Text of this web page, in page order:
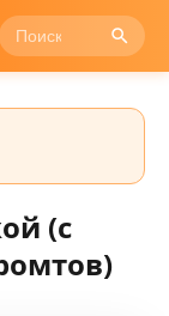
(с